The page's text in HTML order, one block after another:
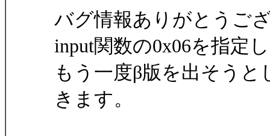
バグ情報ありがとうご
input関数の0x06を指定
もう一度β版を出そう
きます。